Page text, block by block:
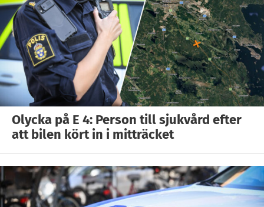
Olycka på E 4: Person till sjukvård efter
att bilen kört in i mitträcket